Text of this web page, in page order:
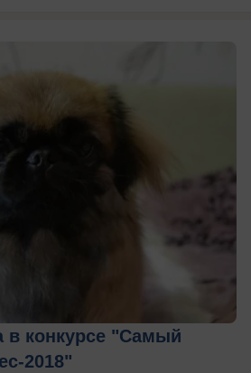
в конкурсе "Самый
2018"